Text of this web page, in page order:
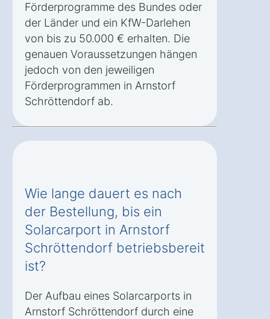
Förderprogramme des Bundes oder
der Länder und ein KfW-Darlehen
von bis zu 50.000 € erhalten. Die
genauen Voraussetzungen hängen
jedoch von den jeweiligen
Förderprogrammen in Arnstorf
Schröttendorf ab.
Wie lange dauert es nach
der Bestellung, bis ein
Solarcarport in Arnstorf
Schröttendorf betriebsbereit
ist?
Der Aufbau eines Solarcarports in
Arnstorf Schröttendorf durch eine